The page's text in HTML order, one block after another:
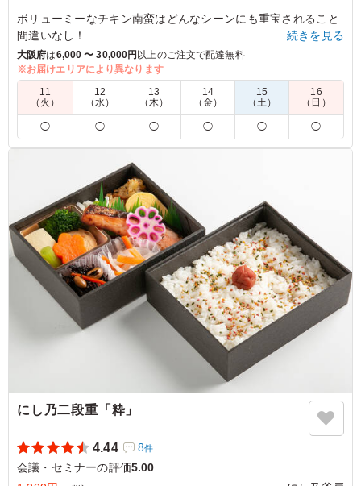
ボリューミーなチキン南蛮はどんなシーンにも重宝されること
間違いなし！
甘辛いタレに爽やかなタルタルソースがマッチする至福の1品
です。
※約4人前となりますが、付属品は4セットとなります。
5.0
衣はサクサク、甘酢とタルタルのバランスも絶妙で大満足
でした。ボリュームもあり最後まで美味しく頂けました。
評価は文句なしの★5です。 コスパもよいと思います。次
回もちゅうもんしたいと思います。
ご利用シーン：会議・セミナー›役員会
大阪府大阪市西区新町2025/12/01
…続きを見る
大阪府は6,000 〜 30,000円 以上のご注文で配達無料
※お届けエリアにより異なります
11
（火）
12
（水）
13
（木）
14
（金）
15
（土）
16
（日）
◯ ◯ ◯ ◯ ◯ ◯
にし乃二段重「粋」
4.44 8件
会議・セミナーの評価5.00